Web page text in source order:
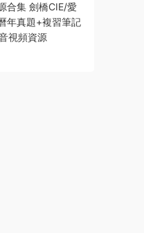
合集 劍橋CIE/愛
年真題+複習筆記
視頻資源